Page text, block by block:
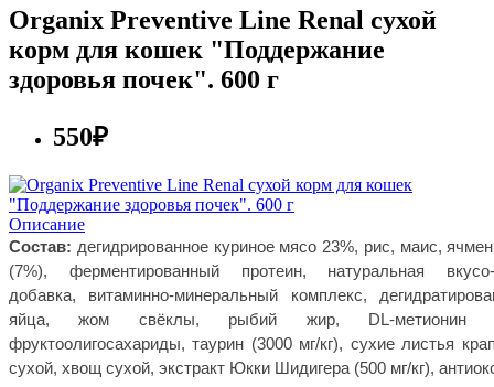
Organix Preventive Line Renal сухой
корм для кошек "Поддержание
здоровья почек". 600 г
550₽
Описание
Состав: дегидрированное куриное мясо 23%, рис, маис,
(7%), ферментированный протеин, натуральная вкусо-
добавка, витаминно-минеральный комплекс,
яйца, жом свёклы, рыбий жир, DL-метионин
фруктоолигосахариды, таурин (3000 мг/кг), сухие листья
сухой, хвощ сухой, экстракт Юкки Шидигера (500 мг/кг),